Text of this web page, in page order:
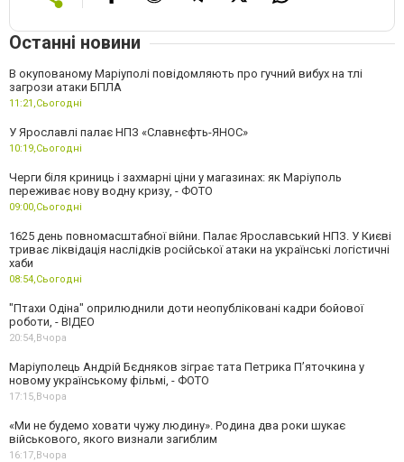
Останні новини
В окупованому Маріуполі повідомляють про гучний вибух на тлі
загрози атаки БПЛА
11:21,Сьогодні
У Ярославлі палає НПЗ «Славнєфть-ЯНОС»
10:19,Сьогодні
Черги біля криниць і захмарні ціни у магазинах: як Маріуполь
переживає нову водну кризу, - ФОТО
09:00,Сьогодні
1625 день повномасштабної війни. Палає Ярославський НПЗ. У Києві
триває ліквідація наслідків російської атаки на українські логістичні
хаби
08:54,Сьогодні
"Птахи Одіна" оприлюднили доти неопубліковані кадри бойової
роботи, - ВІДЕО
20:54,Вчора
Маріуполець Андрій Бєдняков зіграє тата Петрика П’яточкина у
новому українському фільмі, - ФОТО
17:15,Вчора
«Ми не будемо ховати чужу людину». Родина два роки шукає
військового, якого визнали загиблим
16:17,Вчора